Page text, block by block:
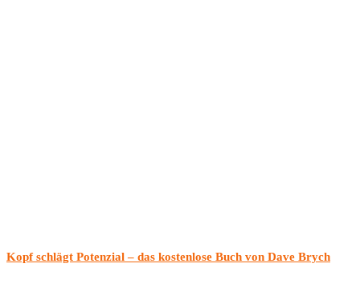
Kopf schlägt Potenzial – das kostenlose Buch von Dave Brych